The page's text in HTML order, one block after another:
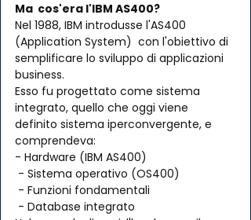
Ma  cos'era l'IBM AS400?
Nel 1988, IBM introdusse l'AS400
(Application System)  con l'obiettivo di
semplificare lo sviluppo di applicazioni
business.
Esso fu progettato come sistema
integrato, quello che oggi viene
definito sistema iperconvergente, e
comprendeva:
- Hardware (IBM AS400)
- Sistema operativo (OS400)
- Funzioni fondamentali
- Database integrato